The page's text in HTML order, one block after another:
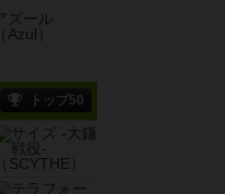
トップ50